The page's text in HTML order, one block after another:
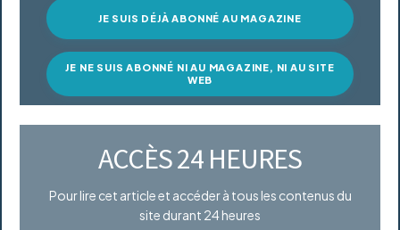
JE SUIS DÉJÀ ABONNÉ AU MAGAZINE
JE NE SUIS ABONNÉ NI AU MAGAZINE, NI AU SITE
WEB
ACCÈS 24 HEURES
Pour lire cet article et accéder à tous les contenus du
site durant 24 heures